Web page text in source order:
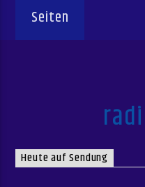
Seiten
Heute auf Sendung